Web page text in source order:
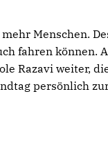
Menschen.
fahren können.
Razavi weiter,
persönlich